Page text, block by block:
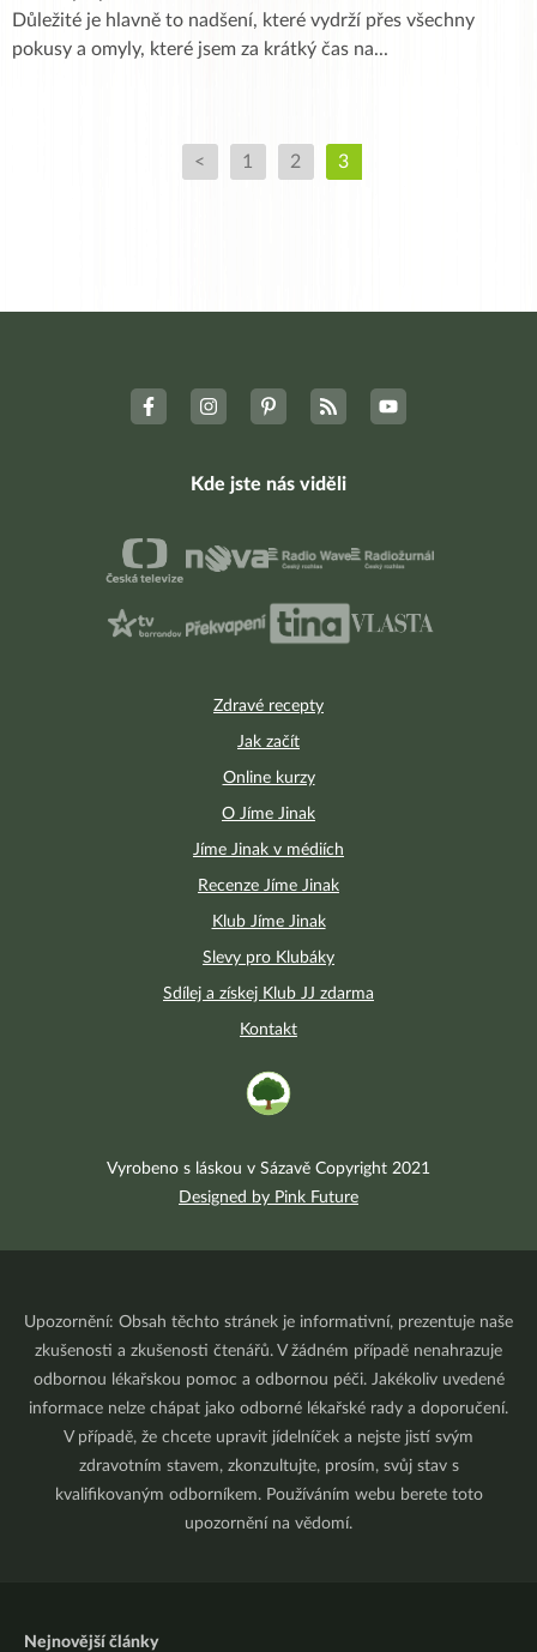
Důležité je hlavně to nadšení, které vydrží přes všechny
pokusy a omyly, které jsem za krátký čas na...
< 1 2 3
Zdravé recepty
Jak začít
Online kurzy
O Jíme Jinak
Jíme Jinak v médiích
Recenze Jíme Jinak
Klub Jíme Jinak
Slevy pro Klubáky
Sdílej a získej Klub JJ zdarma
Kontakt
Kde jste nás viděli
Vyrobeno s láskou v Sázavě Copyright 2021
Designed by Pink Future
Upozornění: Obsah těchto stránek je informativní, prezentuje naše
zkušenosti a zkušenosti čtenářů. V žádném případě nenahrazuje
odbornou lékařskou pomoc a odbornou péči. Jakékoliv uvedené
informace nelze chápat jako odborné lékařské rady a doporučení.
V případě, že chcete upravit jídelníček a nejste jistí svým
zdravotním stavem, zkonzultujte, prosím, svůj stav s
kvalifikovaným odborníkem. Používáním webu berete toto
upozornění na vědomí.
Nejnovější články